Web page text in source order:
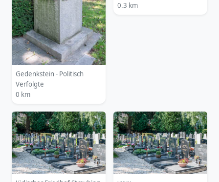
Gedenkstein - Politisch
Verfolgte
0 km
0.3 km